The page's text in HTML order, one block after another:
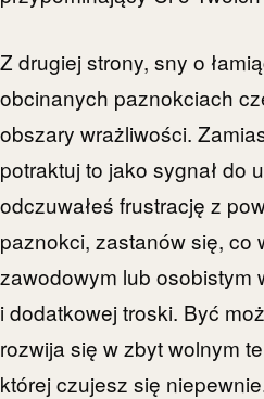
Z drugiej strony, sny o
obcinanych paznokciach
obszary wrażliwości.
potraktuj to jako sygnał do
odczuwałeś frustrację z
paznokci, zastanów się, co
zawodowym lub osobistym
i dodatkowej troski. Być
rozwija się w zbyt wolnym
której czujesz się